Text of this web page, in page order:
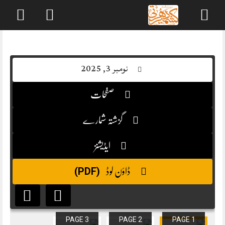
Skip
نومبر 3, 2025
صفحات
گزشتہ شمارے
ایڈیشنز
ڈاؤن لوڈ (PDF)
PAGE 1
PAGE 2
PAGE 3